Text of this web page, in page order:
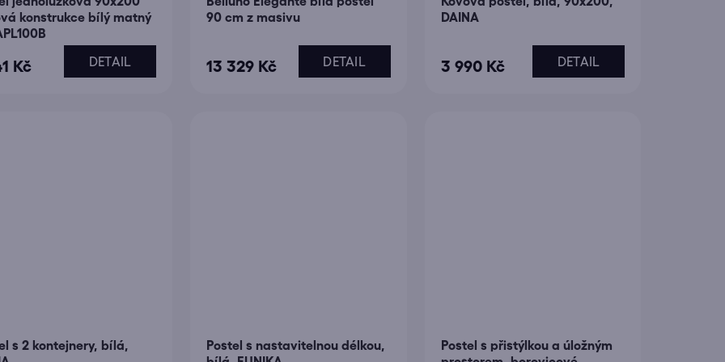
konstrukce bílý matný
Kč DETAIL
90 cm z masivu
13 329 Kč DETAIL
DAINA
3 990 Kč DETAIL
s 2 kontejnery, bílá,
Postel s nastavitelnou délkou,
Postel s přistýlkou a úložným